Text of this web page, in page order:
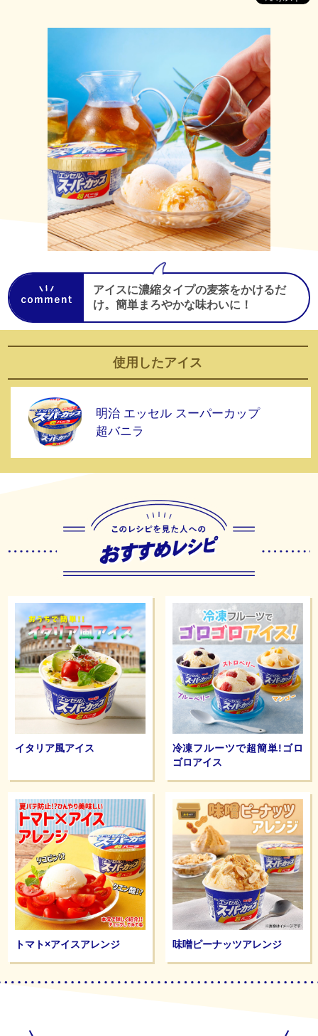
アイスに濃縮タイプの麦茶をかけるだ
け。簡単まろやかな味わいに！
使用したアイス
明治 エッセル スーパーカップ
超バニラ
イタリア風アイス
冷凍フルーツで超簡単!ゴロ
ゴロアイス
トマト×アイスアレンジ 味噌ピーナッツアレンジ